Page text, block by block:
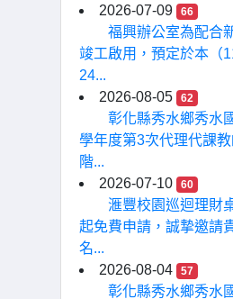
2026-07-09
66
福興辦公室為配合
竣工啟用，預定於本（
24...
2026-08-05
62
彰化縣秀水鄉秀水
學年度第3次代理代課
階...
2026-07-10
60
滙豐校園巡迴理財
起免費申請，誠摯邀請
名...
2026-08-04
57
彰化縣秀水鄉秀水